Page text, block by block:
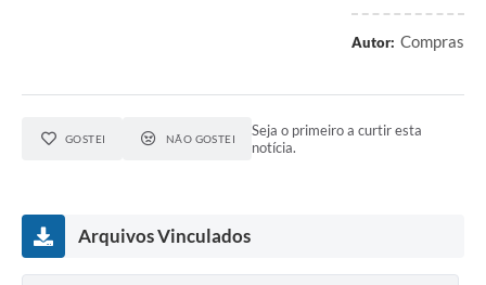
Autor: Compras
GOSTEI NÃO GOSTEI
Seja o primeiro a curtir esta
notícia.
Arquivos Vinculados